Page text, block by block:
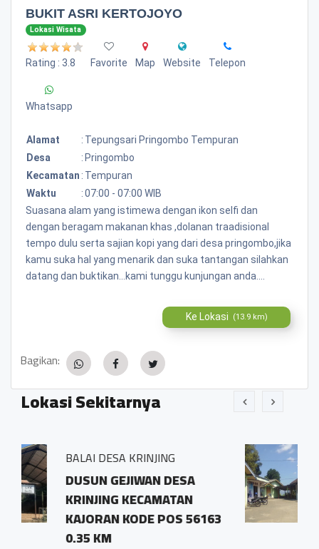
BUKIT ASRI KERTOJOYO
Lokasi Wisata
Rating : 3.8 Favorite Map Website Telepon
Whatsapp
Alamat : Tepungsari Pringombo Tempuran
Desa
: Pringombo
Kecamatan : Tempuran
Waktu
:07:00 - 07:00 WIB
Suasana alam yang istimewa dengan ikon selfi dan
dengan beragam makanan khas ,dolanan traadisional
tempo dulu serta sajian kopi yang dari desa pringombo,jika
kamu suka hal yang menarik dan suka tantangan silahkan
datang dan buktikan...kami tunggu kunjungan anda....
Ke Lokasi (13.9 km)
Bagikan:
Lokasi Sekitarnya
DESA
POS 56163
BALAI DESA
Sidosari Rt/Rw 01/
pringombo
magelang.56161